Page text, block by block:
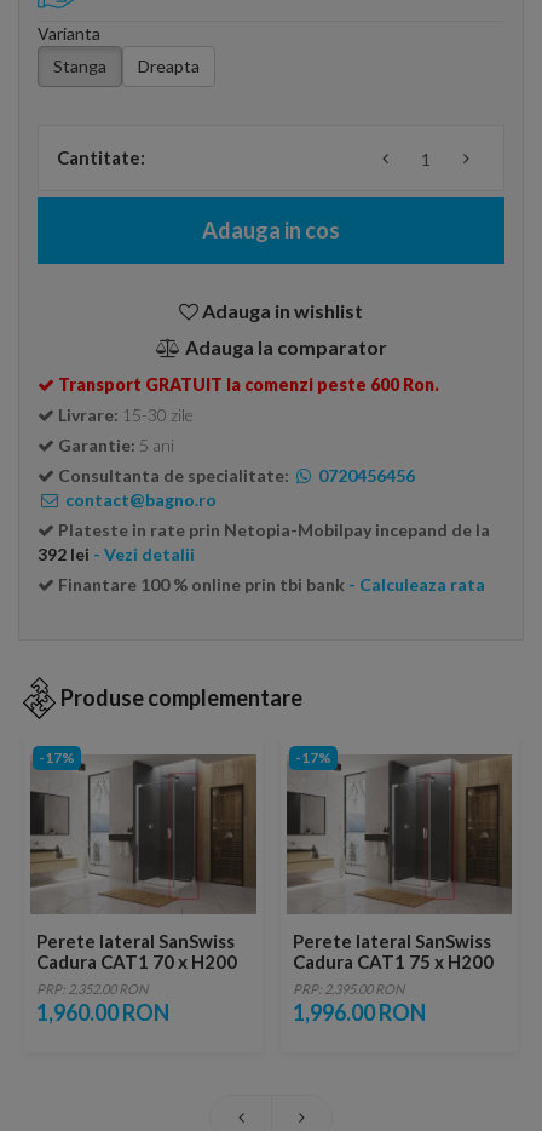
Varianta
Stanga
Dreapta
Cantitate:
Adauga in cos
Adauga in wishlist
Adauga la comparator
Transport GRATUIT la comenzi peste 600 Ron.
Livrare: 15-30 zile
Garantie: 5 ani
Consultanta de specialitate:
0720456456
contact@bagno.ro
Plateste in rate prin Netopia-Mobilpay incepand de la
392 lei - Vezi detalii
Finantare 100 % online prin tbi bank - Calculeaza rata
Produse complementare
-17%
Perete lateral SanSwiss
Cadura CAT1 70 x H200
cm
PRP: 2,352.00 RON
1,960.00 RON
-17%
Perete lateral SanSwiss
Cadura CAT1 75 x H200
cm
PRP: 2,395.00 RON
1,996.00 RON